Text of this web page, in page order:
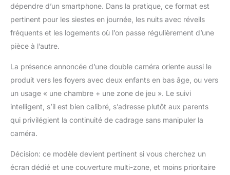
dépendre d’un smartphone. Dans la pratique, ce format est
pertinent pour les siestes en journée, les nuits avec réveils
fréquents et les logements où l’on passe régulièrement d’une
pièce à l’autre.
La présence annoncée d’une double caméra oriente aussi le
produit vers les foyers avec deux enfants en bas âge, ou vers
un usage « une chambre + une zone de jeu ». Le suivi
intelligent, s’il est bien calibré, s’adresse plutôt aux parents
qui privilégient la continuité de cadrage sans manipuler la
caméra.
Décision: ce modèle devient pertinent si vous cherchez un
écran dédié et une couverture multi-zone, et moins prioritaire